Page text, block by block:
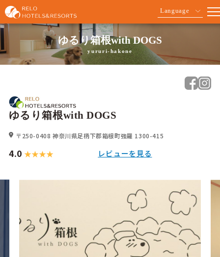
Language
ゆるり箱根with DOGS
yururi-hakone
ゆるり箱根with DOGS
〒250-0408 神奈川県足柄下郡箱根町強羅 1300-415
4.0 レビューを見る